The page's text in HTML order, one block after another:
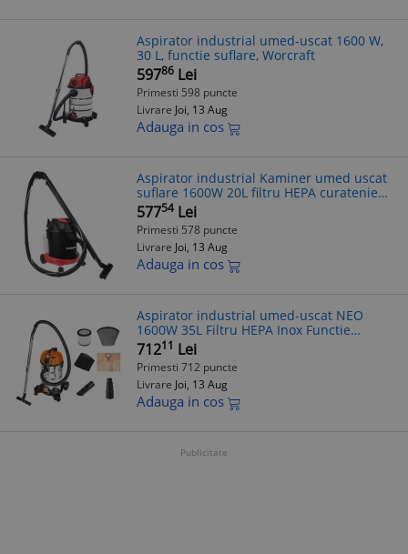
Aspirator industrial umed-uscat 1600 W,
30 L, functie suflare, Worcraft
59786 Lei
Primesti 598 puncte
Livrare Joi, 13 Aug
Adauga in cos
Aspirator industrial Kaminer umed uscat
suflare 1600W 20L filtru HEPA curatenie
intensa atelier garaj profesional
57754 Lei
Primesti 578 puncte
Livrare Joi, 13 Aug
Adauga in cos
Aspirator industrial umed-uscat NEO
1600W 35L Filtru HEPA Inox Functie
Suflare Priza Automata
71211 Lei
Primesti 712 puncte
Livrare Joi, 13 Aug
Adauga in cos
Publicitate